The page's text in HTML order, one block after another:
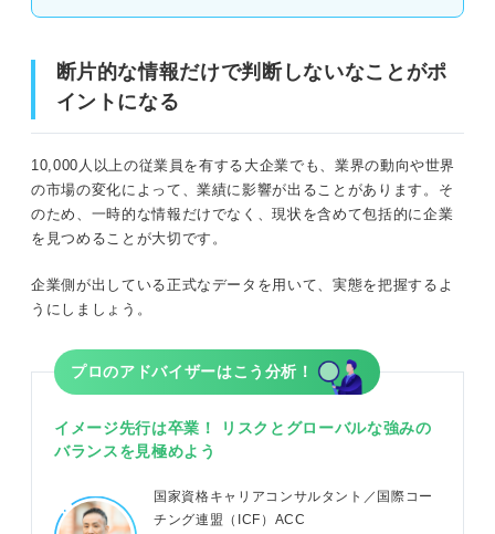
断片的な情報だけで判断しないなことがポ
イントになる
10,000人以上の従業員を有する大企業でも、業界の動向や世界
の市場の変化によって、業績に影響が出ることがあります。そ
のため、一時的な情報だけでなく、現状を含めて包括的に企業
を見つめることが大切です。
企業側が出している正式なデータを用いて、実態を把握するよ
うにしましょう。
プロのアドバイザーはこう分析！
イメージ先行は卒業！ リスクとグローバルな強みの
バランスを見極めよう
国家資格キャリアコンサルタント／国際コー
チング連盟（ICF）ACC